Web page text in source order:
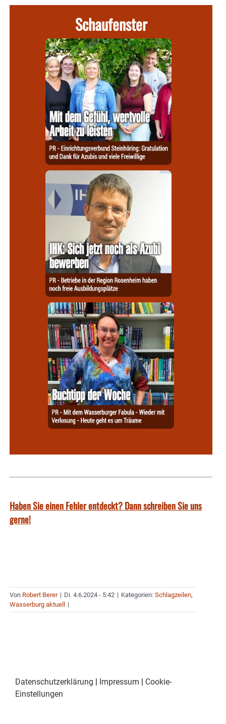
Schaufenster
Haben Sie einen Fehler entdeckt? Dann schreiben Sie uns
gerne!
Von Robert Berer | Di. 4.6.2024 - 5:42 | Kategorien: Schlagzeilen,
Wasserburg aktuell
|
Datenschutzerklärung | Impressum | Cookie-
Einstellungen